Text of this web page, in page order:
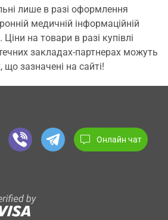
лише в разі оформлення
медичній інформаційній
на товари в разі купівлі
закладах-партнерах можуть
що зазначені на сайті!
Онлайн чат